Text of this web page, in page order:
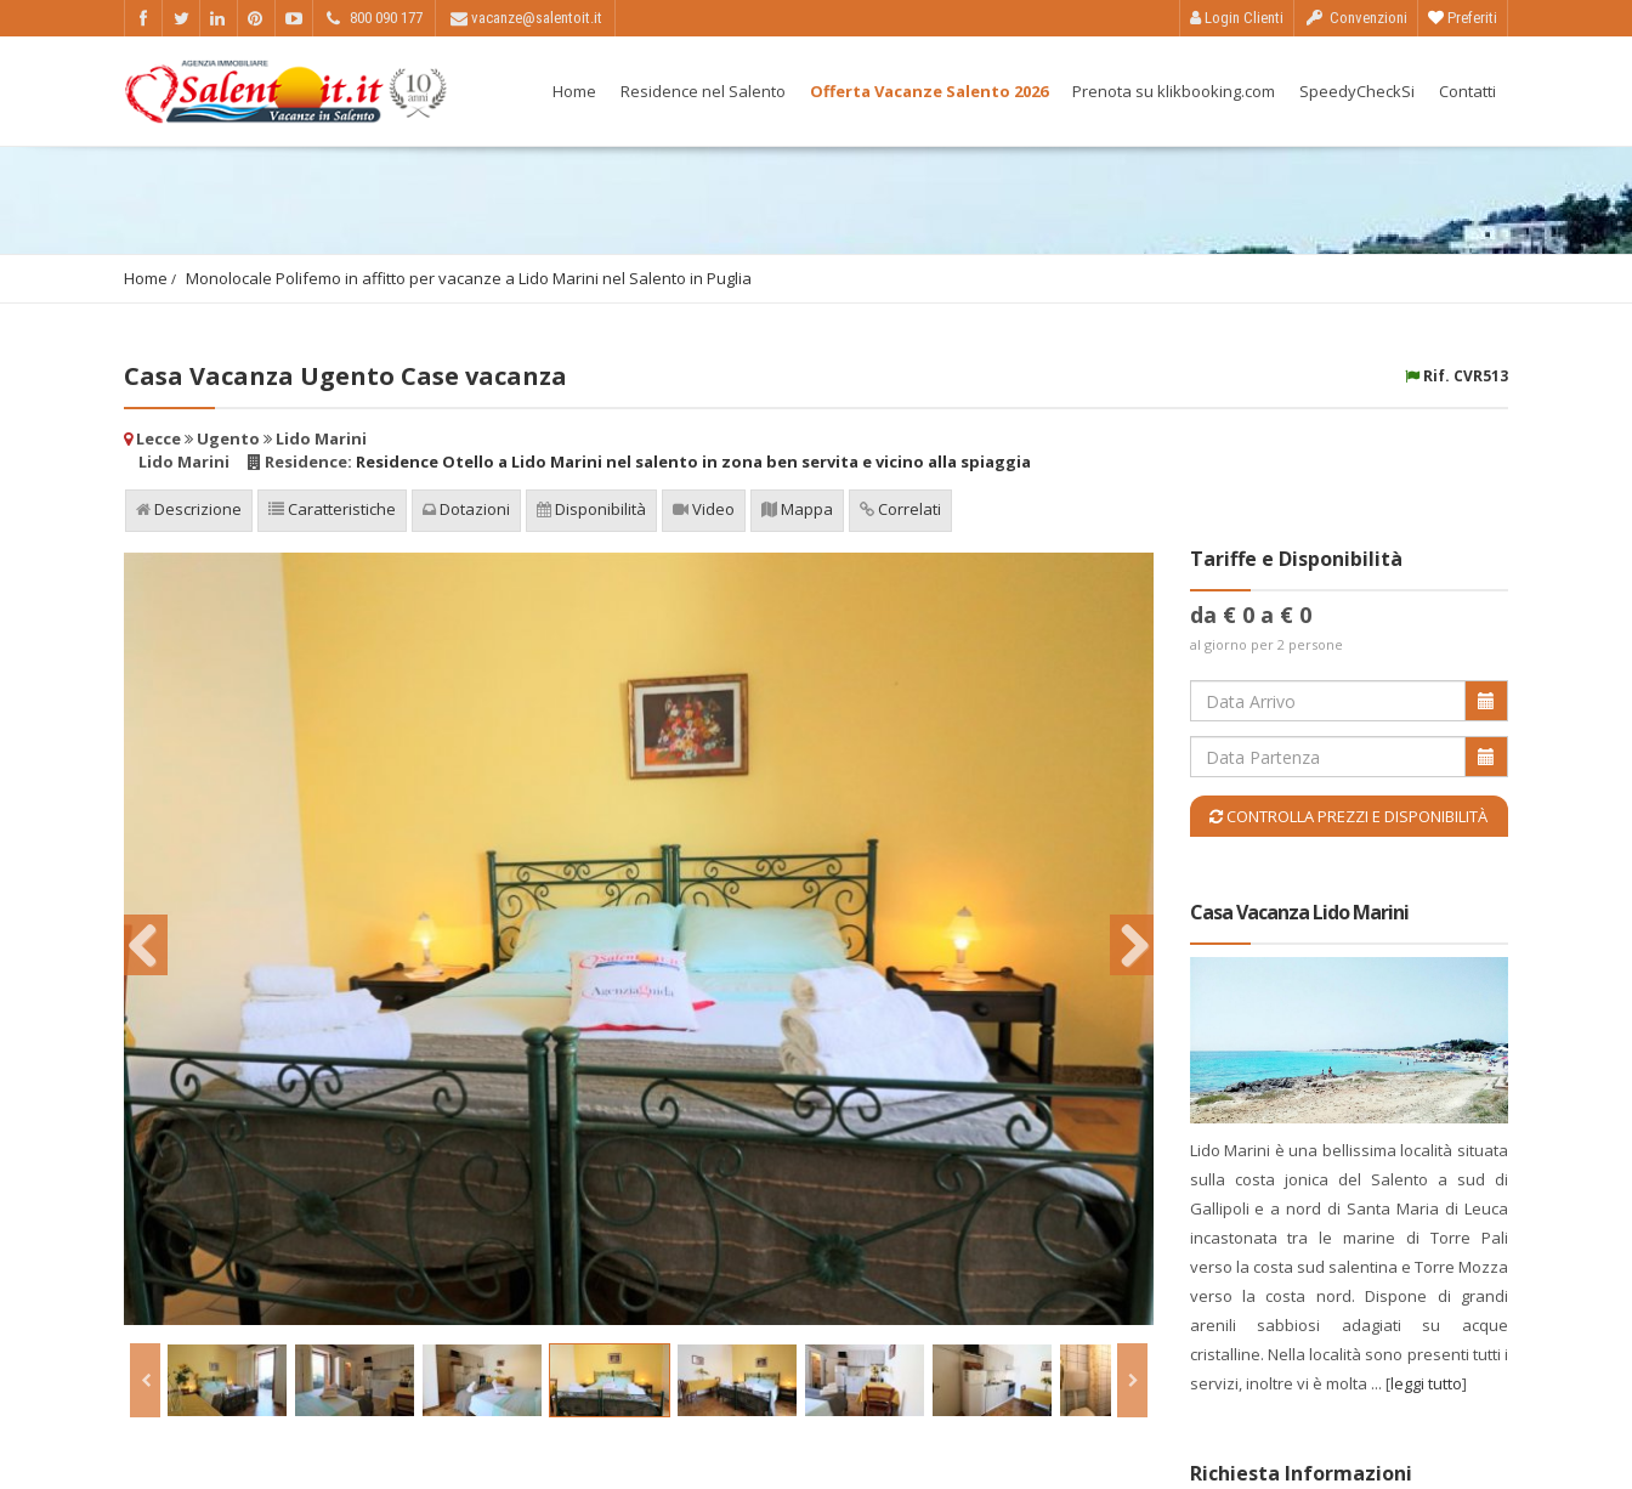
800 090 177 vacanze@salentoit.it Login Clienti Convenzioni Preferiti
Home Residence nel Salento Offerta Vacanze Salento 2026 Prenota su klikbooking.com SpeedyCheckSi Contatti
Home Monolocale Polifemo in affitto per vacanze a Lido Marini nel Salento in Puglia
Rif. CVR513
Casa Vacanza Ugento Case vacanza
Lecce Ugento
Lido Marini
Lido Marini
Residence: Residence Otello a Lido Marini nel salento in zona ben servita e vicino alla spiaggia
Descrizione Caratteristiche Dotazioni Disponibilità Video Mappa Correlati
Tariffe e Disponibilità
da € 0 a € 0
al giorno per 2 persone
CONTROLLA PREZZI E DISPONIBILITÀ
Casa Vacanza Lido Marini
Lido Marini è una bellissima località situata
sulla costa jonica del Salento a sud di
Gallipoli e a nord di Santa Maria di Leuca
incastonata tra le marine di Torre Pali
verso la costa sud salentina e Torre Mozza
verso la costa nord. Dispone di grandi
arenili sabbiosi adagiati su acque
cristalline. Nella località sono presenti tutti i
servizi, inoltre vi è molta ... [leggi tutto]
Richiesta Informazioni